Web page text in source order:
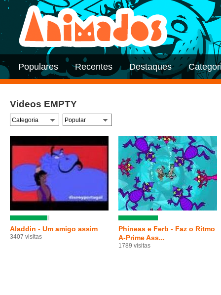
Populares Recentes Destaques
Videos EMPTY
Aladdin - Um amigo assim
3407 visitas
Phineas e Ferb - Faz o Ritmo
A-Prime Ass...
1789 visitas